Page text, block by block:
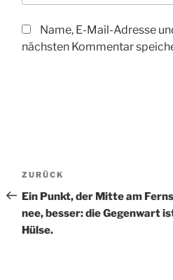
Name, E-Mail-Adresse
nächsten Kommentar
Beitragsnavigation
Vorheriger
Beitrag
ZURÜCK
Ein Punkt, der Mitte am
nee, besser: die Gegenwart
Hülse.